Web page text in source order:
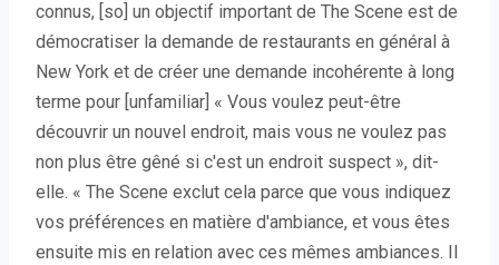
connus, [so] un objectif important de The Scene est de
démocratiser la demande de restaurants en général à
New York et de créer une demande incohérente à long
terme pour [unfamiliar] « Vous voulez peut-être
découvrir un nouvel endroit, mais vous ne voulez pas
non plus être gêné si c'est un endroit suspect », dit-
elle. « The Scene exclut cela parce que vous indiquez
vos préférences en matière d'ambiance, et vous êtes
ensuite mis en relation avec ces mêmes ambiances. Il